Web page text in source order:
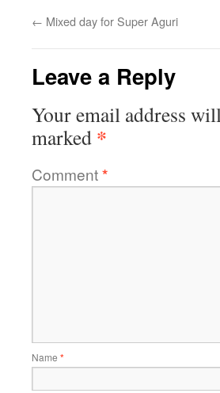
← Mixed day for Super Aguri
Leave a Reply
Your email address
marked *
Comment*
Name *